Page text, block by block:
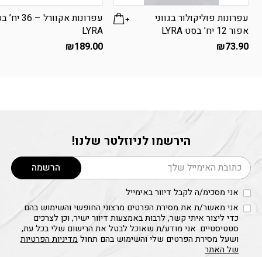
עפרונות פוליקולור בגווני
אפור 12 יח’ בסט LYRA
₪73.90
עפרונות אקוורל
LYRA
₪189.00
הירשמו לניוזלטר שלנו!
דוא׳׳ל הרשמה
אני מסכימ/ה לקבל דיוור באימייל
אני מאשר/ת את מסירת הפרטים מרצוני החופשי והשימוש בהם
כדי ליצור איתי קשר, לרבות באמצעות דיוור ישיר, וכן לצרכים
סטטיסטיים. אני מודע/ת שאוכל לבטל את הרישום שלי בכל עת,
ושעל מסירת הפרטים שלי והשימוש בהם תחולמדיניות הפרטיות
של האתר